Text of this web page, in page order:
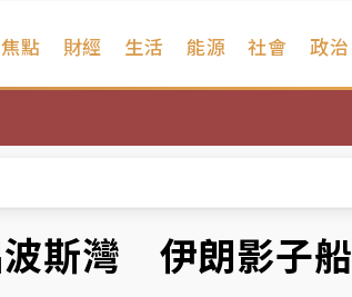
焦點 財經 生活 能源 社會 政治
回應了
由曝光
起展出延長至晚上7時
波斯灣 伊朗影子船